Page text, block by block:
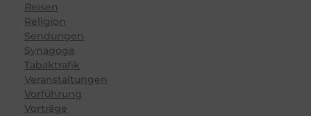
Reisen
Religion
Sendungen
Synagoge
Tabaktrafik
Veranstaltungen
Vorführung
Vorträge